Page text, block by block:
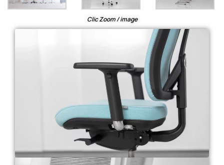
Clic Zoom / image